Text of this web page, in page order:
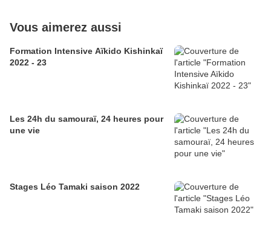
Vous aimerez aussi
Formation Intensive Aïkido Kishinkaï
2022 - 23
Les 24h du samouraï, 24 heures pour
une vie
Stages Léo Tamaki saison 2022